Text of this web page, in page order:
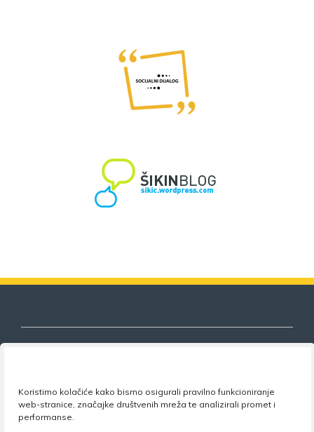
Koristimo kolačiće kako bismo osigurali pravilno funkcioniranje
web-stranice, značajke društvenih mreža te analizirali promet i
performanse.
Nezavisni sindikat znanosti i visokog
obrazovanja